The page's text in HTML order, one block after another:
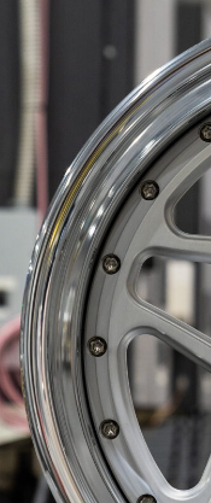
랜드로버 레인지로버
캐딜락 에스컬레이드